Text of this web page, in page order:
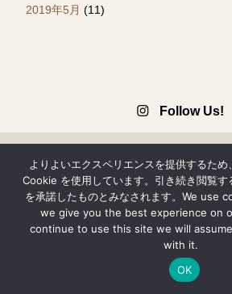
2019年5月 (11)
Follow Us!
サイトマップ
findgood 公式サイト
ぷれにゅー
広告掲載・情報提供について
よりよいエクスペリエンスを提供するた
Cookie を使用しています。引き続き閲覧
を承諾したものとみなされます。We use
we give you the best experience on
continue to use this site we will
with it.
OK